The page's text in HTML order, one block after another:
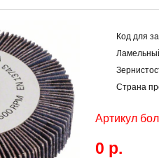
Код для
Страна
Артикул
0 р.